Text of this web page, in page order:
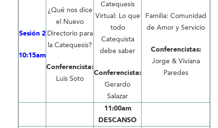
Sesión 2
10:15am
¿Qué nos dice
el Nuevo
Directorio para
la Catequesis?
Conferencista:
Luis Soto
Catequesis
Virtual: Lo que
todo
Catequista
debe saber
Conferencista:
Gerardo
Salazar
Familia: Comunidad
de Amor y Servicio
Conferencistas:
Jorge & Viviana
Paredes
11:00am
DESCANSO